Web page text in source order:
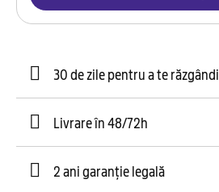
30 de zile pentru a te răzgândi
Livrare în 48/72h
2 ani garanție legală